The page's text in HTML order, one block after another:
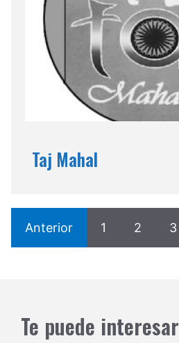
Taj Mahal
Anterior 1 2 3
Te puede interesar